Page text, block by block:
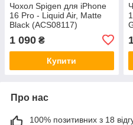
Чохол Spigen для iPhone
16 Pro - Liquid Air, Matte
Black (ACS08117)
1 090 ₴
Купити
Про нас
100% позитивних з 18